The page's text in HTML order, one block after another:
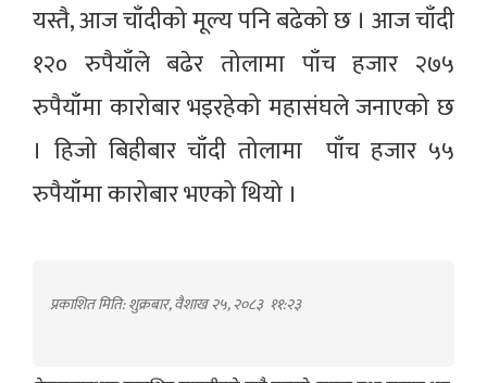
यस्तै, आज चाँदीको मूल्य पनि बढेको छ । आज चाँदी
१२० रुपैयाँले बढेर तोलामा पाँच हजार २७५
रुपैयाँमा कारोबार भइरहेको महासंघले जनाएको छ
। हिजो बिहीबार चाँदी तोलामा पाँच हजार ५५
रुपैयाँमा कारोबार भएको थियो ।
प्रकाशित मिति: शुक्रबार, वैशाख २५, २०८३ ११:२३